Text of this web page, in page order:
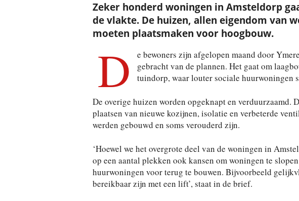
Zeker honderd woningen in Amsteldorp
de vlakte. De huizen, allen eigendom van
moeten plaatsmaken voor hoogbouw.
D
e bewoners zijn afgelopen maand door
gebracht van de plannen. Het gaat om
tuindorp, waar louter sociale huurwoningen
De overige huizen worden opgeknapt en verduurzaamd.
plaatsen van nieuwe kozijnen, isolatie en verbeterde
werden gebouwd en soms verouderd zijn.
‘Hoewel we het overgrote deel van de woningen in
op een aantal plekken ook kansen om woningen te
huurwoningen voor terug te bouwen. Bijvoorbeeld
bereikbaar zijn met een lift’, staat in de brief.